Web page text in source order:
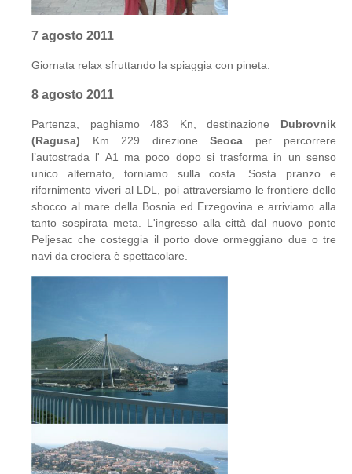
7 agosto 2011
Giornata relax sfruttando la spiaggia con pineta.
8 agosto 2011
Partenza, paghiamo 483 Kn, destinazione Dubrovnik
(Ragusa) Km 229 direzione Seoca per percorrere
l’autostrada l' A1 ma poco dopo si trasforma in un senso
unico alternato, torniamo sulla costa. Sosta pranzo e
rifornimento viveri al LDL, poi attraversiamo le frontiere dello
sbocco al mare della Bosnia ed Erzegovina e arriviamo alla
tanto sospirata meta. L'ingresso alla città dal nuovo ponte
Peljesac che costeggia il porto dove ormeggiano due o tre
navi da crociera è spettacolare.